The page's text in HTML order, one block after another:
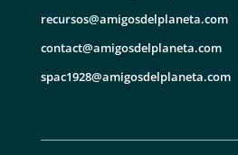
recursos@amigosdelplaneta.com
contact@amigosdelplaneta.com
spac1928@amigosdelplaneta.com